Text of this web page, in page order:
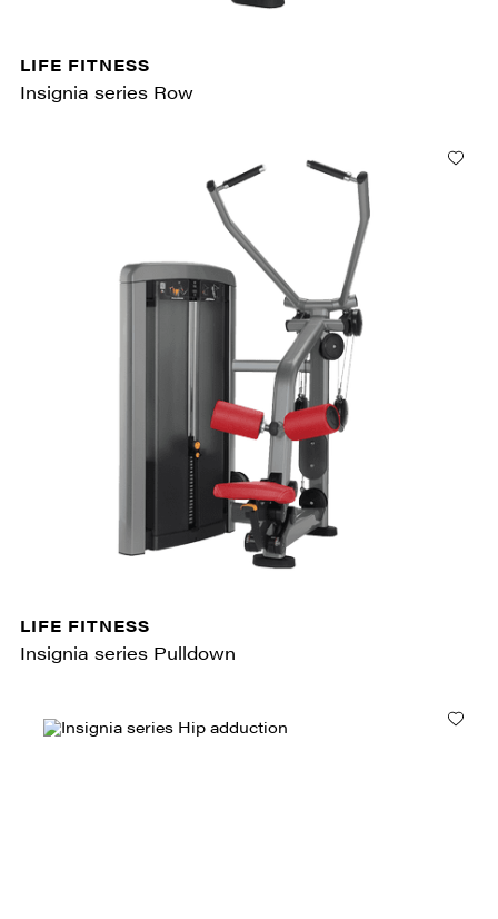
LIFE FITNESS
Insignia series Row
LIFE FITNESS
Insignia series Pulldown